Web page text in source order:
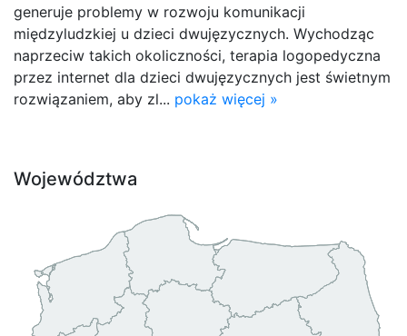
generuje problemy w rozwoju komunikacji
międzyludzkiej u dzieci dwujęzycznych. Wychodząc
naprzeciw takich okoliczności, terapia logopedyczna
przez internet dla dzieci dwujęzycznych jest świetnym
rozwiązaniem, aby zl... pokaż więcej »
Województwa